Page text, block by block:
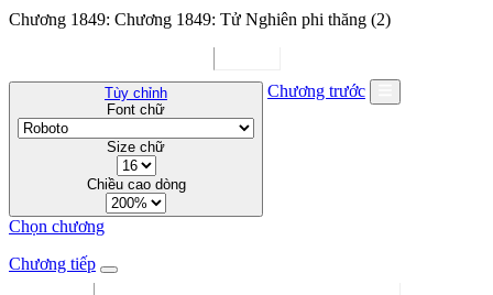
Chương 1849: Chương 1849: Tử Nghiên phi thăng (2)
Tùy chỉnh
Font chữ
Size chữ
Chiều cao dòng
Chương trước
Chọn chương
Chương tiếp